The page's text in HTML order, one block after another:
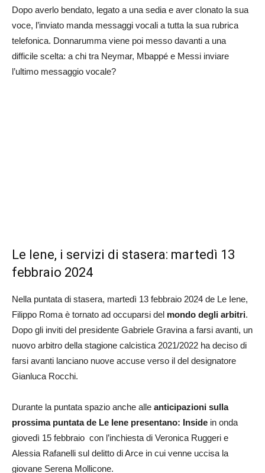
Dopo averlo bendato, legato a una sedia e aver clonato la sua
voce, l’inviato manda messaggi vocali a tutta la sua rubrica
telefonica. Donnarumma viene poi messo davanti a una
difficile scelta: a chi tra Neymar, Mbappé e Messi inviare
l’ultimo messaggio vocale?
Le Iene, i servizi di stasera: martedì 13
febbraio 2024
Nella puntata di stasera, martedì 13 febbraio 2024 de Le Iene,
Filippo Roma è tornato ad occuparsi del mondo degli arbitri.
Dopo gli inviti del presidente Gabriele Gravina a farsi avanti, un
nuovo arbitro della stagione calcistica 2021/2022 ha deciso di
farsi avanti lanciano nuove accuse verso il del designatore
Gianluca Rocchi.
Durante la puntata spazio anche alle anticipazioni sulla
prossima puntata de Le Iene presentano: Inside in onda
giovedì 15 febbraio con l’inchiesta di Veronica Ruggeri e
Alessia Rafanelli sul delitto di Arce in cui venne uccisa la
giovane Serena Mollicone.